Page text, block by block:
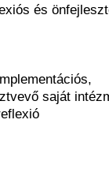
és
saját